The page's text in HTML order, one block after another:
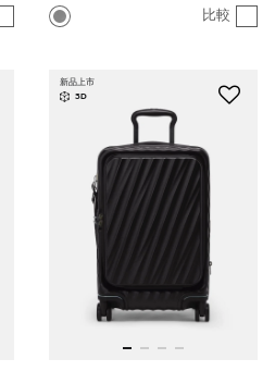
比較
新品上市
3D